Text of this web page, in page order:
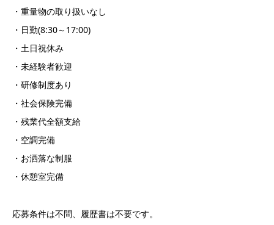
・重量物の取り扱いなし
・日勤(8:30～17:00)
・土日祝休み
・未経験者歓迎
・研修制度あり
・社会保険完備
・残業代全額支給
・空調完備
・お洒落な制服
・休憩室完備
応募条件は不問、履歴書は不要です。